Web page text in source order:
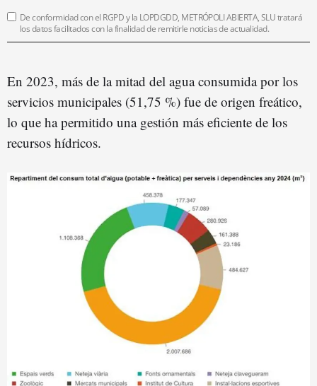
De conformidad con el RGPD y la LOPDGDD, METRÓPOLI ABIERTA, SLU tratará
los datos facilitados con la finalidad de remitirle noticias de actualidad.
En 2023, más de la mitad del agua consumida por los
servicios municipales (51,75 %) fue de origen freático,
lo que ha permitido una gestión más eficiente de los
recursos hídricos.